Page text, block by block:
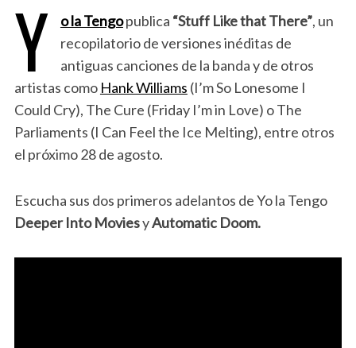
Y o la Tengopublica “Stuff Like that There”, un
recopilatorio de versiones inéditas de
antiguas canciones de la banda y de otros
artistas como Hank Williams (I’m So Lonesome I
Could Cry), The Cure (Friday I’m in Love) o The
Parliaments (I Can Feel the Ice Melting), entre otros
el próximo 28 de agosto.
Escucha sus dos primeros adelantos de Yo la Tengo
Deeper Into MoviesyAutomatic Doom.